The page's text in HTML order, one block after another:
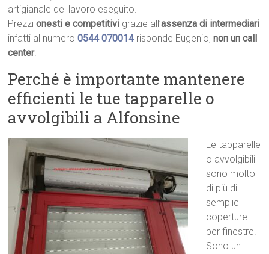
artigianale del lavoro eseguito.
Prezzionesti e competitivi grazie all’assenza di intermediari
infatti al numero0544 070014 risponde Eugenio,non un call
center.
Perché è importante mantenere
efficienti le tue tapparelle o
avvolgibili a Alfonsine
Le tapparelle
o avvolgibili
sono molto
di più di
semplici
coperture
per finestre.
Sono un